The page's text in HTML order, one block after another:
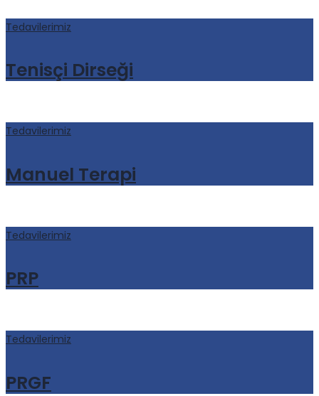
Tedavilerimiz
Tenisçi Dirseği
Tedavilerimiz
Manuel Terapi
Tedavilerimiz
PRP
Tedavilerimiz
PRGF